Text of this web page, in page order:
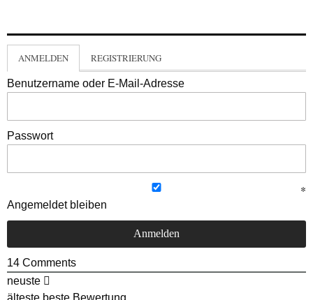
ANMELDEN REGISTRIERUNG
Benutzername oder E-Mail-Adresse
Passwort
Angemeldet bleiben
14 Comments
neuste
älteste beste Bewertung